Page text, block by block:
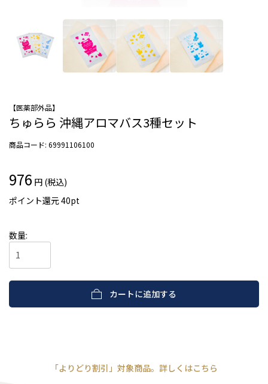
【医薬部外品】
ちゅらら 沖縄アロマバス3種セット
商品コード: 69991106100
976 円 (税込)
ポイント還元40pt
数量:
カートに追加する
「よりどり割引」対象商品。詳しくはこちら